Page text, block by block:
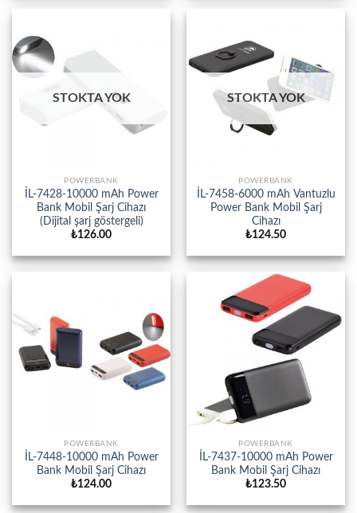
STOKTA YOK
POWERBANK
İL-7428-10000 mAh Power
Bank Mobil Şarj Cihazı
(Dijital şarj göstergeli)
₺126.00
STOKTA YOK
POWERBANK
İL-7458-6000 mAh Vantuzlu
Power Bank Mobil Şarj
Cihazı
₺124.50
POWERBANK
İL-7448-10000 mAh Power
Bank Mobil Şarj Cihazı
₺124.00
POWERBANK
İL-7437-10000 mAh Power
Bank Mobil Şarj Cihazı
₺123.50